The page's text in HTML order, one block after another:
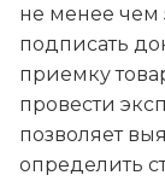
не менее чем
подписать
приемку
провести
позволяет
определить